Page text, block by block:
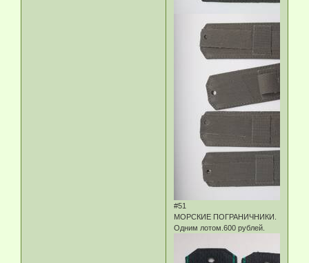
#51
МОРСКИЕ ПОГРАНИЧНИКИ.
Одним лотом.600 рублей.